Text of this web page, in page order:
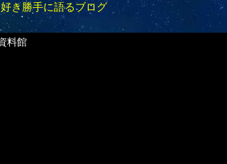
き勝手に語るブログ
料館